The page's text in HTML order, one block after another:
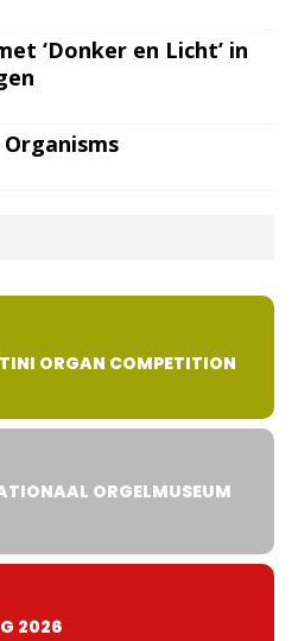
‘Donker en Licht’ in
Organisms
ORGAN COMPETITION
ORGELMUSEUM
2026